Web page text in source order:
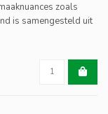
zoals
is samengesteld uit
Peru, Brazilië
Huis is geschikt voor